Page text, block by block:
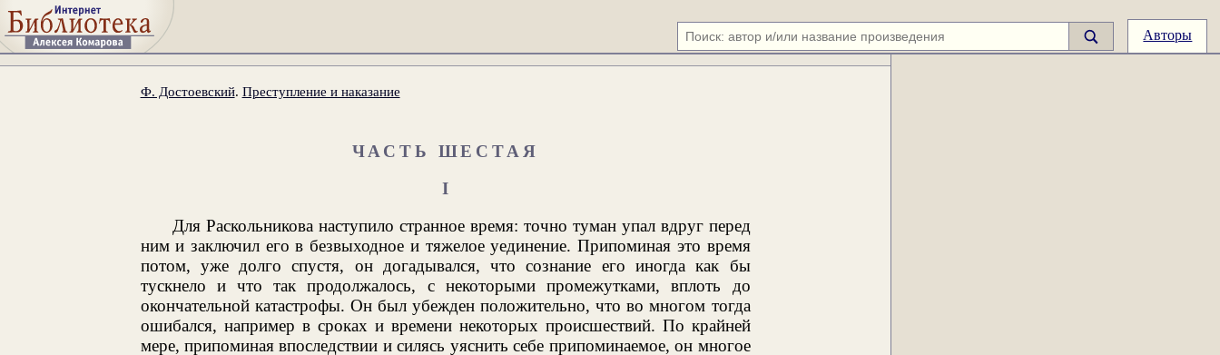
Авторы
Ф. Достоевский. Преступление и наказание
ЧАСТЬ ШЕСТАЯ
I
Для Раскольникова наступило странное время: точно туман упал вдруг перед
ним и заключил его в безвыходное и тяжелое уединение. Припоминая это время
потом, уже долго спустя, он догадывался, что сознание его иногда как бы
тускнело и что так продолжалось, с некоторыми промежутками, вплоть до
окончательной катастрофы. Он был убежден положительно, что во многом тогда
ошибался, например в сроках и времени некоторых происшествий. По крайней
мере, припоминая впоследствии и силясь уяснить себе припоминаемое, он многое